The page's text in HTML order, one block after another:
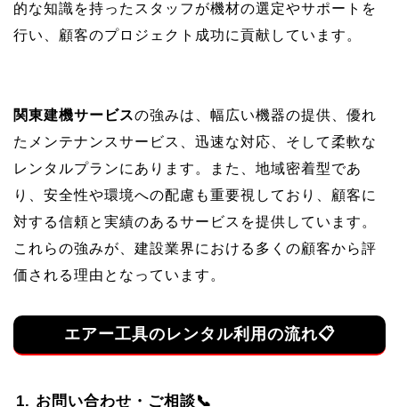
的な知識を持ったスタッフが機材の選定やサポートを
行い、顧客のプロジェクト成功に貢献しています。
関東建機サービスの強みは、幅広い機器の提供、優れ
たメンテナンスサービス、迅速な対応、そして柔軟な
レンタルプランにあります。また、地域密着型であ
り、安全性や環境への配慮も重要視しており、顧客に
対する信頼と実績のあるサービスを提供しています。
これらの強みが、建設業界における多くの顧客から評
価される理由となっています。
エアー工具のレンタル利用の流れ📋
1. お問い合わせ・ご相談📞